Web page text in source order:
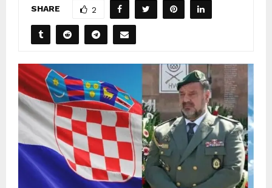
SHARE 2